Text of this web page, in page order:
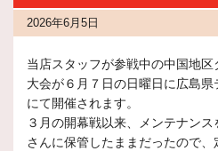
2026年6月5日
当店スタッフが参戦中の中国地
大会が６月７日の日曜日に広島
にて開催されます。
３月の開幕戦以来、メンテナン
さんに保管したままだったので